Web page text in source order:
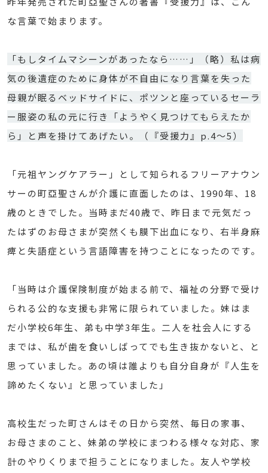
な言葉で始まります。
「もしタイムマシーンがあったなら……」（略）私は病
気の後遺症のために身体が不自由になり言葉を失った
母親が眠るベッドサイドに、ポツンと座っているセーラ
ー服姿の私の元に行き「ようやく見つけてもらえたか
ら」と声を掛けてあげたい。（『受援力』p.4～5）
「元祖ヤングケアラー」として知られるフリーアナウン
サーの町亞聖さんが介護に直面したのは、1990年、18
歳のときでした。当時まだ40歳で、昨日まで元気だっ
たはずのお母さまが突然くも膜下出血になり、右半身麻
痺と失語症という言語障害を持つことになったのです。
「当時は介護保険制度が始まる前で、福祉の分野で受け
られる公的な支援も非常に限られていました。妹はま
だ小学校6年生、弟も中学3年生。二人を社会人にする
までは、私が歯を食いしばってでも生き抜かないと、と
思っていました。あの頃は誰よりも自分自身が『人生を
諦めたくない』と思っていました」
高校生だった町さんはその日から突然、毎日の家事、
お母さまのこと、妹弟の学校にまつわる様々な対応、家
計のやりくりまで担うことになりました。友人や学校